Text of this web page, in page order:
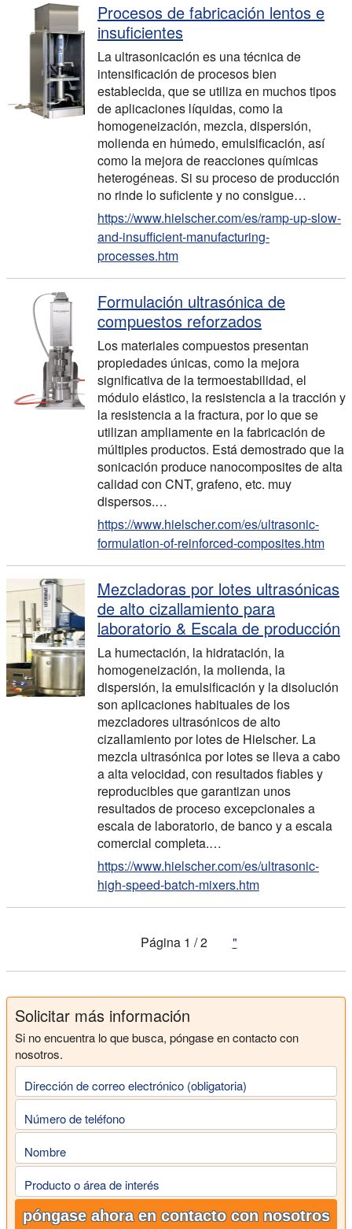
Procesos de fabricación lentos e
insuficientes
La ultrasonicación es una técnica de
intensificación de procesos bien
establecida, que se utiliza en muchos tipos
de aplicaciones líquidas, como la
homogeneización, mezcla, dispersión,
molienda en húmedo, emulsificación, así
como la mejora de reacciones químicas
heterogéneas. Si su proceso de producción
no rinde lo suficiente y no consigue…
https://www.hielscher.com/es/ramp-up-slow-
and-insufficient-manufacturing-
processes.htm
Formulación ultrasónica de
compuestos reforzados
Los materiales compuestos presentan
propiedades únicas, como la mejora
significativa de la termoestabilidad, el
módulo elástico, la resistencia a la tracción y
la resistencia a la fractura, por lo que se
utilizan ampliamente en la fabricación de
múltiples productos. Está demostrado que la
sonicación produce nanocomposites de alta
calidad con CNT, grafeno, etc. muy
dispersos.…
https://www.hielscher.com/es/ultrasonic-
formulation-of-reinforced-composites.htm
Mezcladoras por lotes ultrasónicas
de alto cizallamiento para
laboratorio & Escala de producción
La humectación, la hidratación, la
homogeneización, la molienda, la
dispersión, la emulsificación y la disolución
son aplicaciones habituales de los
mezcladores ultrasónicos de alto
cizallamiento por lotes de Hielscher. La
mezcla ultrasónica por lotes se lleva a cabo
a alta velocidad, con resultados fiables y
reproducibles que garantizan unos
resultados de proceso excepcionales a
escala de laboratorio, de banco y a escala
comercial completa.…
https://www.hielscher.com/es/ultrasonic-
high-speed-batch-mixers.htm
Página 1 / 2 "
Solicitar más información
Si no encuentra lo que busca, póngase en contacto con
nosotros.
Dirección de correo electrónico (obligatoria)
Número de teléfono
Nombre
Producto o área de interés
póngase ahora en contacto con nosotros